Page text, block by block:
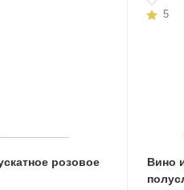
розовое
5
Вино